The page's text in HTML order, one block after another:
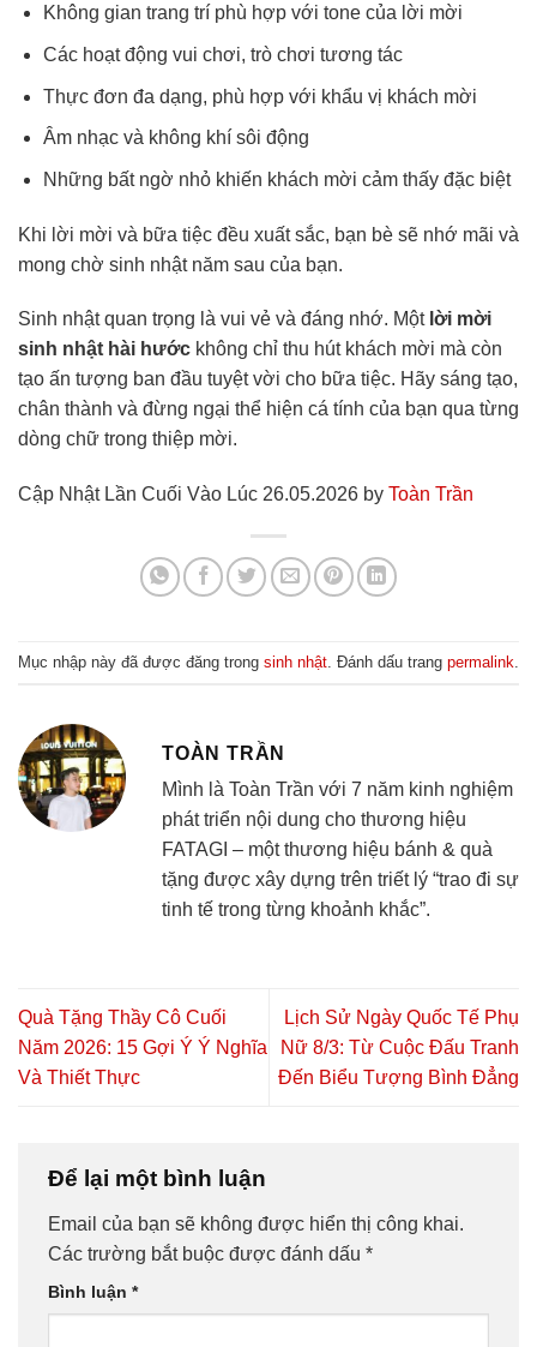
Không gian trang trí phù hợp với tone của lời mời
Các hoạt động vui chơi, trò chơi tương tác
Thực đơn đa dạng, phù hợp với khẩu vị khách mời
Âm nhạc và không khí sôi động
Những bất ngờ nhỏ khiến khách mời cảm thấy đặc biệt
Khi lời mời và bữa tiệc đều xuất sắc, bạn bè sẽ nhớ mãi và
mong chờ sinh nhật năm sau của bạn.
Sinh nhật quan trọng là vui vẻ và đáng nhớ. Một lời mời
sinh nhật hài hước không chỉ thu hút khách mời mà còn
tạo ấn tượng ban đầu tuyệt vời cho bữa tiệc. Hãy sáng tạo,
chân thành và đừng ngại thể hiện cá tính của bạn qua từng
dòng chữ trong thiệp mời.
Cập Nhật Lần Cuối Vào Lúc 26.05.2026 by Toàn Trần
Mục nhập này đã được đăng trong sinh nhật . Đánh dấu trang permalink
TOÀN TRẦN
Mình là Toàn Trần với 7 năm kinh nghiệm
phát triển nội dung cho thương hiệu
FATAGI – một thương hiệu bánh & quà
tặng được xây dựng trên triết lý “trao đi sự
tinh tế trong từng khoảnh khắc”.
Quà Tặng Thầy Cô Cuối
Năm 2026: 15 Gợi Ý Ý Nghĩa
Và Thiết Thực
Lịch Sử Ngày Quốc Tế Phụ
Nữ 8/3: Từ Cuộc Đấu Tranh
Đến Biểu Tượng Bình Đẳng
Để lại một bình luận
Email của bạn sẽ không được hiển thị công khai.
Các trường bắt buộc được đánh dấu *
Bình luận *